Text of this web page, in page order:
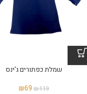
שמלת כפתורים ג'ינס
₪119
₪69